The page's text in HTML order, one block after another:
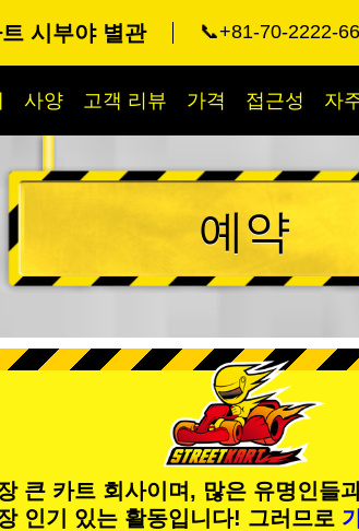
시부야 별관 📞+81-70-2222-
사양 고객 리뷰 가격 접근성 자
예약
큰 카트 회사이며, 많은 유명인들
인기 있는 활동입니다! 그러므로